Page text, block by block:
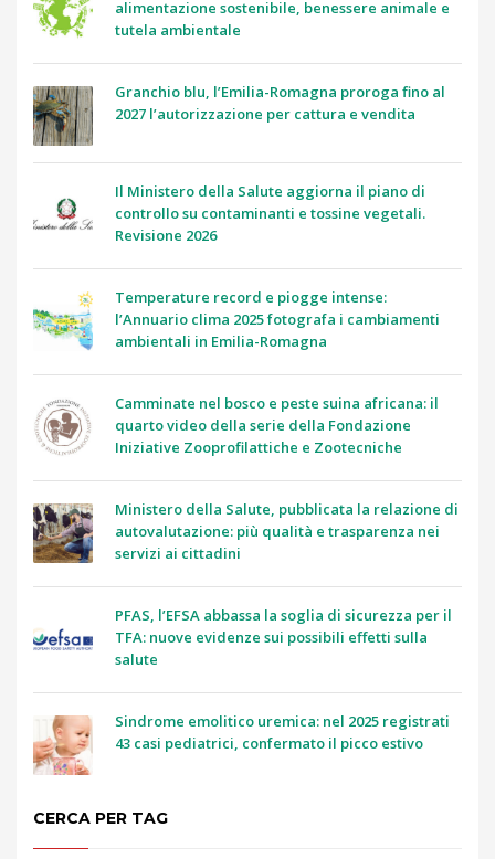
alimentazione sostenibile, benessere animale e
tutela ambientale
Granchio blu, l’Emilia-Romagna proroga fino al
2027 l’autorizzazione per cattura e vendita
Il Ministero della Salute aggiorna il piano di
controllo su contaminanti e tossine vegetali.
Revisione 2026
Temperature record e piogge intense:
l’Annuario clima 2025 fotografa i cambiamenti
ambientali in Emilia-Romagna
Camminate nel bosco e peste suina africana: il
quarto video della serie della Fondazione
Iniziative Zooprofilattiche e Zootecniche
Ministero della Salute, pubblicata la relazione di
autovalutazione: più qualità e trasparenza nei
servizi ai cittadini
PFAS, l’EFSA abbassa la soglia di sicurezza per il
TFA: nuove evidenze sui possibili effetti sulla
salute
Sindrome emolitico uremica: nel 2025 registrati
43 casi pediatrici, confermato il picco estivo
CERCA PER TAG